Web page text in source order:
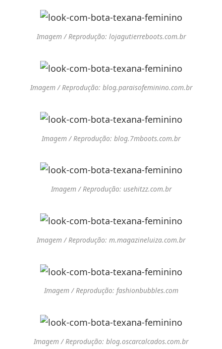
Imagem / Reprodução: lojagutierreboots.com.br
Imagem / Reprodução: blog.paraisofeminino.com.br
Imagem / Reprodução: blog.7mboots.com.br
Imagem / Reprodução: usehitzz.com.br
Imagem / Reprodução: m.magazineluiza.com.br
Imagem / Reprodução: fashionbubbles.com
Imagem / Reprodução: blog.oscarcalcados.com.br